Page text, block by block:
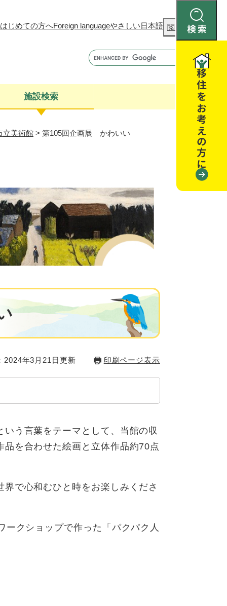
検
索
はじめての方へForeign languageやさしい日本語 閲覧補助
閉じる
施設検索
立美術館 > 第105回企画展 かわいい
2024年3月21日更新 印刷ページ表示
う言葉をテーマとして、当館の収
を合わせた絵画と立体作品約70点
で心和むひと時をお楽しみくださ
クショップで作った「パクパク人